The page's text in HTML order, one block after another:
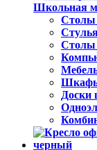
Школьная
Столы
Столы
Шкафы
Доски